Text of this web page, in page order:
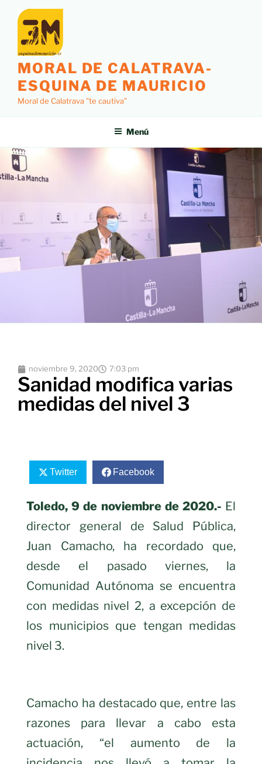
MORAL DE CALATRAVA-
ESQUINA DE MAURICIO
Moral de Calatrava "te cautiva"
Menú
noviembre 9, 2020 7:03 pm
Sanidad modifica varias
medidas del nivel 3
Twitter Facebook
Toledo, 9 de noviembre de 2020.- El
director general de Salud Pública,
Juan Camacho, ha recordado que,
desde el pasado viernes, la
Comunidad Autónoma se encuentra
con medidas nivel 2, a excepción de
los municipios que tengan medidas
nivel 3.
Camacho ha destacado que, entre las
razones para llevar a cabo esta
actuación, “el aumento de la